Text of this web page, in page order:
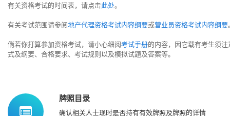
有关资格考试的时间表，请点击此处。
有关考试范围请参阅地产代理资格考试内容纲要或营业员资格考试内容纲要
倘若你打算参加资格考试，请小心细阅考试手册的内容，因它载有考生须
式及纲要、合格要求、考试规则以及模拟试题及答案等。
牌照目录
确认相关人士现时是否持有有效牌照及牌照的详情